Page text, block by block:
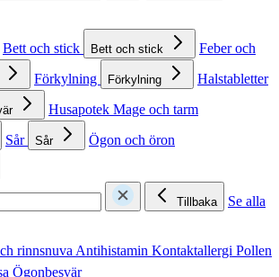
Bett och stick Bett och stick
Feber och
Förkylning Förkylning
Halstabletter
Husapotek Mage och tarm
Sår Sår Ögon och öron
Tillbaka
Se alla
rinnsnuvaAntihistamin Kontaktallergi Pollen
Ögonbesvär